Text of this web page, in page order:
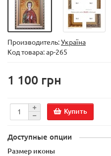
Производитель:Україна
Код товара:ар-265
1 100 грн
Купить
Доступные опции
Размер иконы